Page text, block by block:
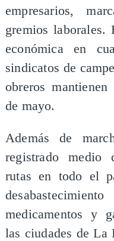
empresarios,
gremios
económica en
sindicatos de
obreros
de mayo.
Además de
registrado medio
rutas en todo el
medicamentos y
las ciudades de